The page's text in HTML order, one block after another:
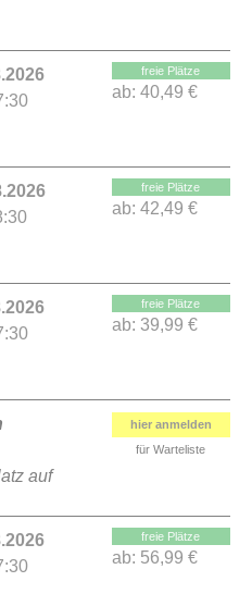
freie Plätze
ab: 40,49 €
freie Plätze
ab: 42,49 €
freie Plätze
ab: 39,99 €
auf
hier anmelden
für Warteliste
freie Plätze
ab: 56,99 €